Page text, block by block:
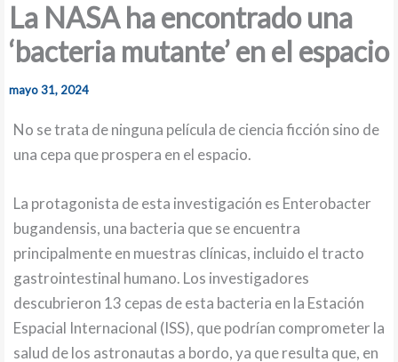
La NASA ha encontrado una
‘bacteria mutante’ en el espacio
mayo 31, 2024
No se trata de ninguna película de ciencia ficción sino de
una cepa que prospera en el espacio.
La protagonista de esta investigación es Enterobacter
bugandensis, una bacteria que se encuentra
principalmente en muestras clínicas, incluido el tracto
gastrointestinal humano. Los investigadores
descubrieron 13 cepas de esta bacteria en la Estación
Espacial Internacional (ISS), que podrían comprometer la
salud de los astronautas a bordo, ya que resulta que, en